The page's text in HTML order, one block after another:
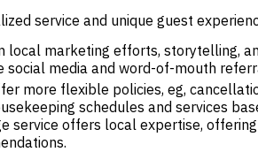
service and unique guest
local marketing efforts, storytelling,
social media and word-of-mouth
more flexible policies, eg,
schedules and services
service offers local expertise,